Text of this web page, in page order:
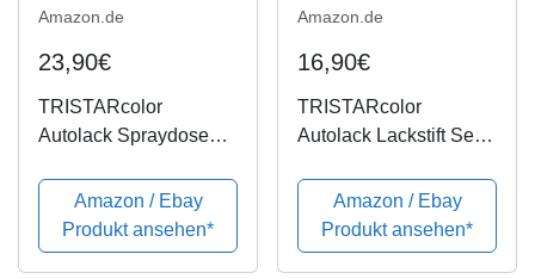
Amazon.de
23,90€
TRISTARcolor
Autolack Spraydosen
Champagne Silver Perl
Basislack Klarlack
Sprühdose 400ml
Amazon / Ebay
Produkt ansehen*
Amazon.de
16,90€
TRISTARcolor
Autolack Lackstift Set
Champagne Silver Perl
Basislack Klarlack je
50ml
Amazon / Ebay
Produkt ansehen*